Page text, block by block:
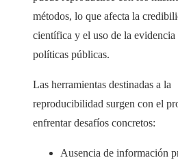
métodos, lo que afecta la
científica y el uso de la evidencia
políticas públicas.
Las herramientas destinadas a la
reproducibilidad surgen con el
enfrentar desafíos concretos:
Ausencia de información